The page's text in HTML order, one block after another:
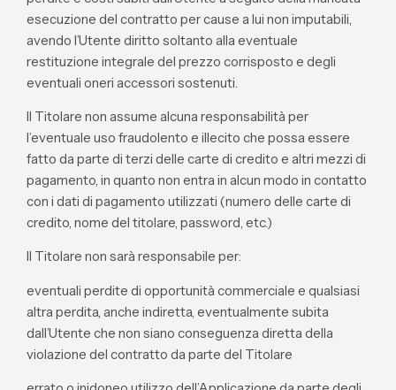
esecuzione del contratto per cause a lui non imputabili,
avendo l’Utente diritto soltanto alla eventuale
restituzione integrale del prezzo corrisposto e degli
eventuali oneri accessori sostenuti.
Il Titolare non assume alcuna responsabilità per
l’eventuale uso fraudolento e illecito che possa essere
fatto da parte di terzi delle carte di credito e altri mezzi di
pagamento, in quanto non entra in alcun modo in contatto
con i dati di pagamento utilizzati (numero delle carte di
credito, nome del titolare, password, etc.)
Il Titolare non sarà responsabile per:
eventuali perdite di opportunità commerciale e qualsiasi
altra perdita, anche indiretta, eventualmente subita
dall’Utente che non siano conseguenza diretta della
violazione del contratto da parte del Titolare